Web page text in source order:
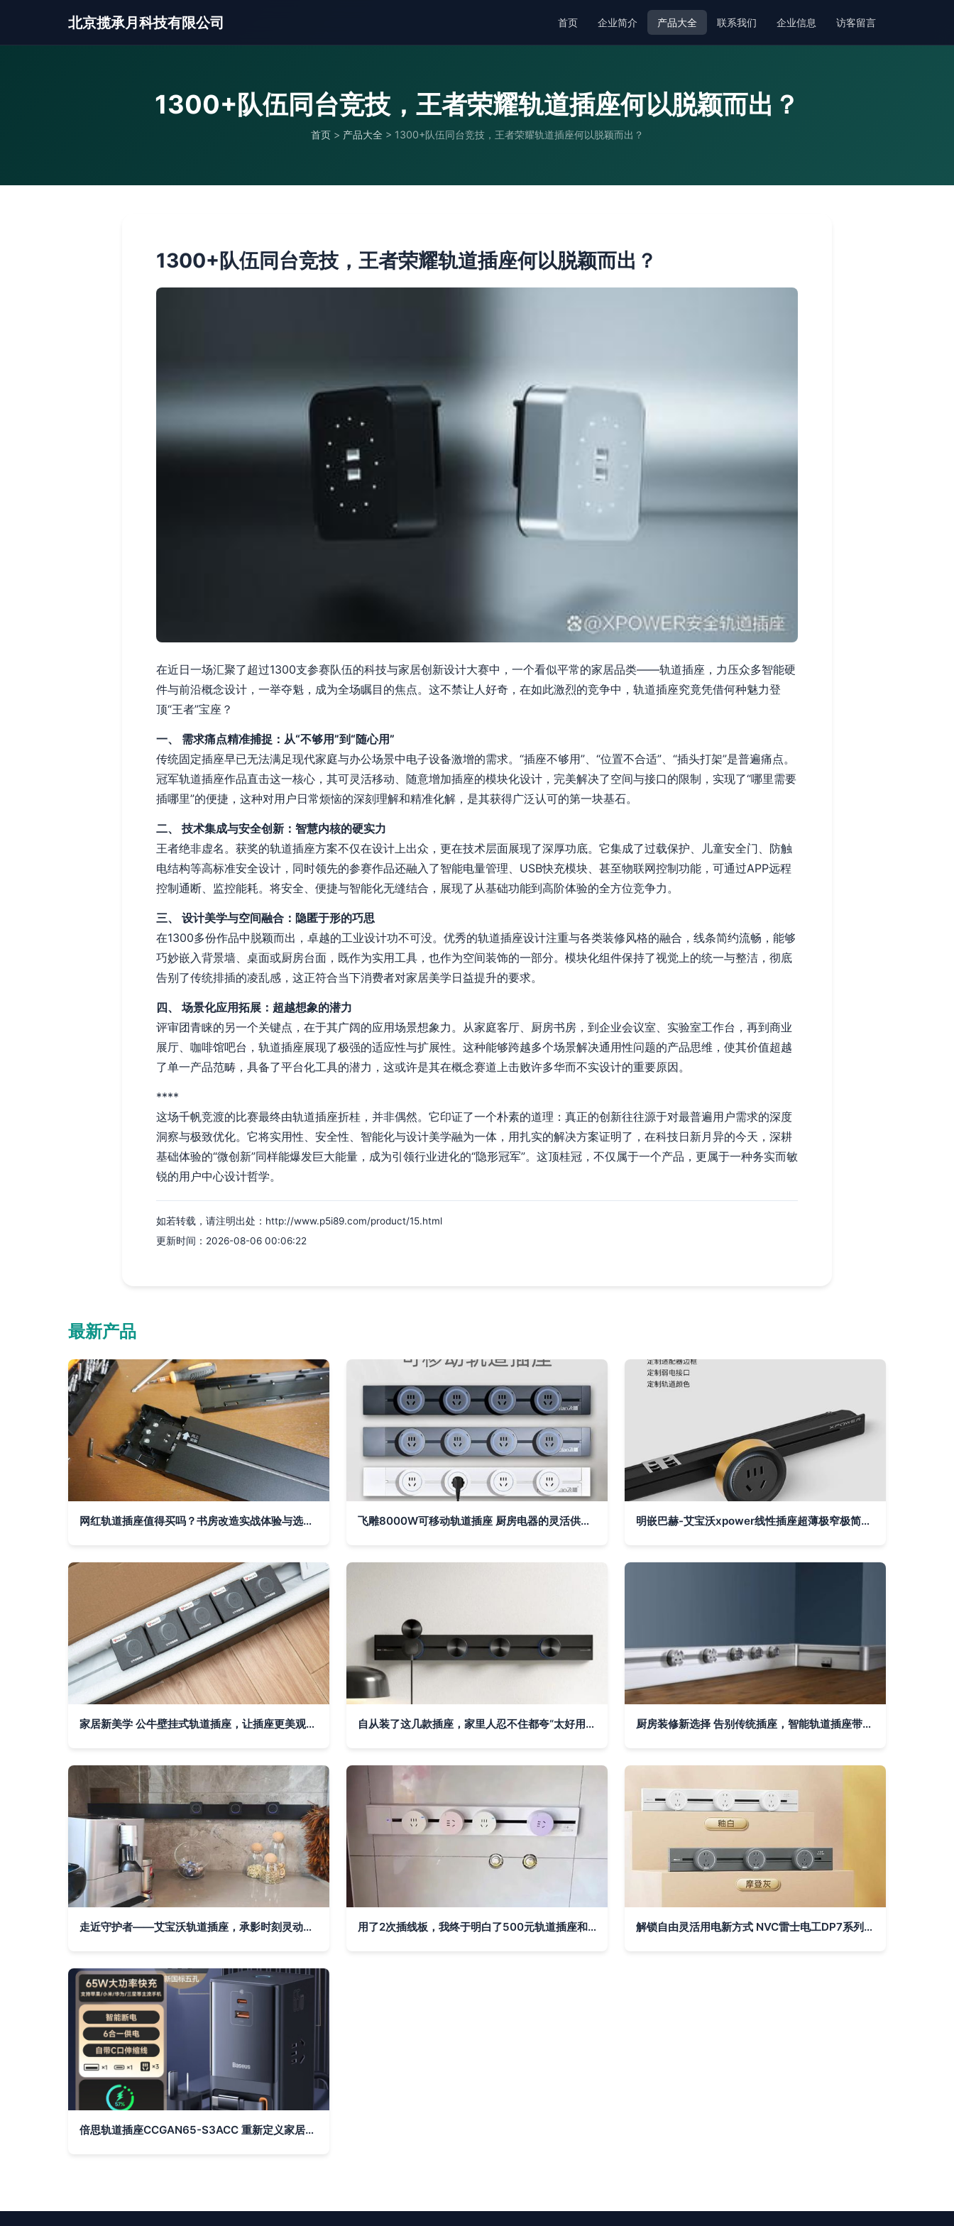
北京揽承月科技有限公司 首页 企业简介 产品大全 联系我们 企业信息 访客留言
1300+队伍同台竞技，王者荣耀轨道插座何以脱颖而出？
首页 > 产品大全 > 1300+队伍同台竞技，王者荣耀轨道插座何以脱颖而出？
1300+队伍同台竞技，王者荣耀轨道插座何以脱颖而出？
在近日一场汇聚了超过1300支参赛队伍的科技与家居创新设计大赛中，一个看似平常的家居品类——轨道插座，力压众多智能硬
件与前沿概念设计，一举夺魁，成为全场瞩目的焦点。这不禁让人好奇，在如此激烈的竞争中，轨道插座究竟凭借何种魅力登
顶“王者”宝座？
一、 需求痛点精准捕捉：从“不够用”到“随心用”
传统固定插座早已无法满足现代家庭与办公场景中电子设备激增的需求。“插座不够用”、“位置不合适”、“插头打架”是普遍痛点。
冠军轨道插座作品直击这一核心，其可灵活移动、随意增加插座的模块化设计，完美解决了空间与接口的限制，实现了“哪里需要
插哪里”的便捷，这种对用户日常烦恼的深刻理解和精准化解，是其获得广泛认可的第一块基石。
二、 技术集成与安全创新：智慧内核的硬实力
王者绝非虚名。获奖的轨道插座方案不仅在设计上出众，更在技术层面展现了深厚功底。它集成了过载保护、儿童安全门、防触
电结构等高标准安全设计，同时领先的参赛作品还融入了智能电量管理、USB快充模块、甚至物联网控制功能，可通过APP远程
控制通断、监控能耗。将安全、便捷与智能化无缝结合，展现了从基础功能到高阶体验的全方位竞争力。
三、 设计美学与空间融合：隐匿于形的巧思
在1300多份作品中脱颖而出，卓越的工业设计功不可没。优秀的轨道插座设计注重与各类装修风格的融合，线条简约流畅，能够
巧妙嵌入背景墙、桌面或厨房台面，既作为实用工具，也作为空间装饰的一部分。模块化组件保持了视觉上的统一与整洁，彻底
告别了传统排插的凌乱感，这正符合当下消费者对家居美学日益提升的要求。
四、 场景化应用拓展：超越想象的潜力
评审团青睐的另一个关键点，在于其广阔的应用场景想象力。从家庭客厅、厨房书房，到企业会议室、实验室工作台，再到商业
展厅、咖啡馆吧台，轨道插座展现了极强的适应性与扩展性。这种能够跨越多个场景解决通用性问题的产品思维，使其价值超越
了单一产品范畴，具备了平台化工具的潜力，这或许是其在概念赛道上击败许多华而不实设计的重要原因。
****
这场千帆竞渡的比赛最终由轨道插座折桂，并非偶然。它印证了一个朴素的道理：真正的创新往往源于对最普遍用户需求的深度
洞察与极致优化。它将实用性、安全性、智能化与设计美学融为一体，用扎实的解决方案证明了，在科技日新月异的今天，深耕
基础体验的“微创新”同样能爆发巨大能量，成为引领行业进化的“隐形冠军”。这顶桂冠，不仅属于一个产品，更属于一种务实而敏
锐的用户中心设计哲学。
如若转载，请注明出处：http://www.p5i89.com/product/15.html
更新时间：2026-08-06 00:06:22
最新产品
网红轨道插座值得买吗？书房改造实战体验与选购建议 飞雕8000W可移动轨道插座 厨房电器的灵活供电新选择 明嵌巴赫-艾宝沃xpower线性插座超薄极窄极简嵌入式轨道插座
家居新美学 公牛壁挂式轨道插座，让插座更美观、更灵活 自从装了这几款插座，家里人忍不住都夸“太好用了！”——轨道插座的使用体验 厨房装修新选择 告别传统插座，智能轨道插座带来实用与安全
走近守护者——艾宝沃轨道插座，承影时刻灵动自由 用了2次插线板，我终于明白了500元轨道插座和50元面板插座的区别 解锁自由灵活用电新方式 NVC雷士电工DP7系列轨道插座
倍思轨道插座CCGAN65-S3ACC 重新定义家居用电体验